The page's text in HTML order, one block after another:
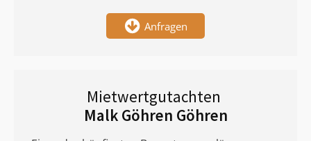
Anfragen
Mietwertgutachten
Malk Göhren Göhren